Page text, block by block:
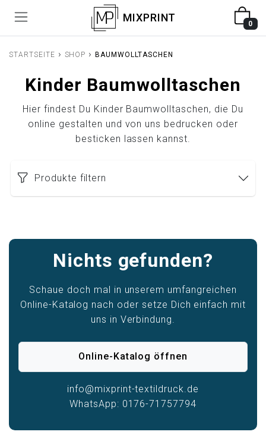
MIXPRINT
0
STARTSEITE › SHOP ›BAUMWOLLTASCHEN
Kinder Baumwolltaschen
Hier findest Du Kinder Baumwolltaschen, die Du
online gestalten und von uns bedrucken oder
besticken lassen kannst.
Produkte filtern
Nichts gefunden?
Schaue doch mal in unserem umfangreichen
Online-Katalog nach oder setze Dich einfach mit
uns in Verbindung.
Online-Katalog öffnen
info@mixprint-textildruck.de
WhatsApp: 0176-71757794